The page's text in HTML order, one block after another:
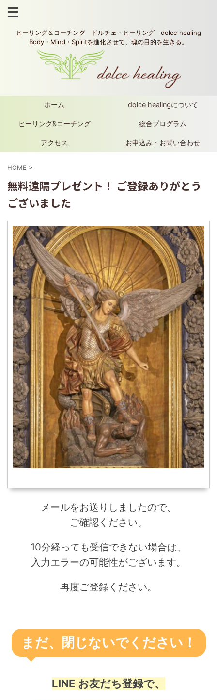
ヒーリング＆コーチング ドルチェ・ヒーリング dolce healing
Body・Mind・Spiritを進化させて、魂の目的を生きる。
ホーム dolce healingについて
ヒーリング&コーチング 総合プログラム
アクセス お申込み・お問い合わせ
HOME >
無料遠隔プレゼント！ ご登録ありがとう
ございました
メールをお送りしましたので、
ご確認ください。
10分経っても受信できない場合は、
入力エラーの可能性がございます。
再度ご登録ください。
まだ、閉じないでください！
LINE お友だち登録で、